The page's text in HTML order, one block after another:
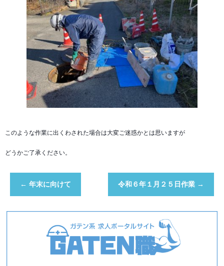
このような作業に出くわされた場合は大変ご迷惑かとは思いますが
どうかご了承ください。
← 年末に向けて 令和６年１月２５日作業 →